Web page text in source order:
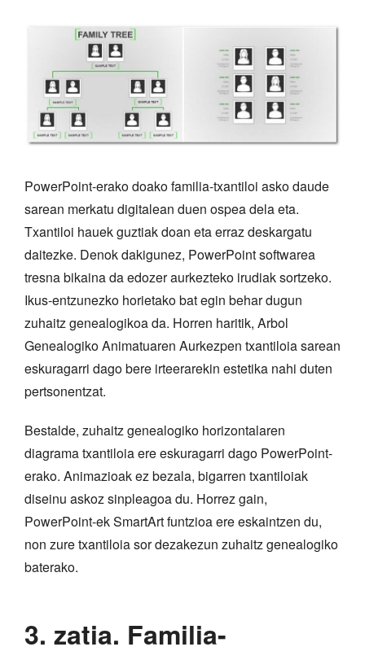
PowerPoint-erako doako familia-txantiloi asko daude
sarean merkatu digitalean duen ospea dela eta.
Txantiloi hauek guztiak doan eta erraz deskargatu
daitezke. Denok dakigunez, PowerPoint softwarea
tresna bikaina da edozer aurkezteko irudiak sortzeko.
Ikus-entzunezko horietako bat egin behar dugun
zuhaitz genealogikoa da. Horren haritik, Arbol
Genealogiko Animatuaren Aurkezpen txantiloia sarean
eskuragarri dago bere irteerarekin estetika nahi duten
pertsonentzat.
Bestalde, zuhaitz genealogiko horizontalaren
diagrama txantiloia ere eskuragarri dago PowerPoint-
erako. Animazioak ez bezala, bigarren txantiloiak
diseinu askoz sinpleagoa du. Horrez gain,
PowerPoint-ek SmartArt funtzioa ere eskaintzen du,
non zure txantiloia sor dezakezun zuhaitz genealogiko
baterako.
3. zatia. Familia-